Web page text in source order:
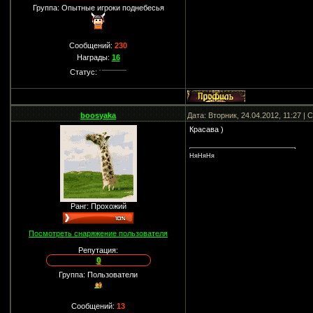
Группа: Опытные игроки поднебесья
Сообщений:230
Награды: 16
Статус:
boosyaka Дата: Вторник, 24.04.2012, 11:27 |
Ранг: Прохожий
Посмотреть снаряжение пользователя
Репутация:
0
Группа: Пользователи
Сообщений:13
Красава )
НяНяНя